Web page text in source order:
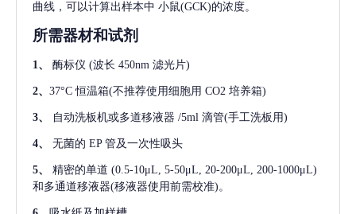
曲线，可以计算出样本中 小鼠(GCK)的浓度。
所需器材和试剂
1、 酶标仪 (波长 450nm 滤光片)
2、 37°C 恒温箱(不推荐使用细胞用 CO2 培养箱)
3、 自动洗板机或多道移液器 /5ml 滴管(手工洗板用)
4、 无菌的 EP 管及一次性吸头
5、 精密的单道 (0.5-10μL, 5-50μL, 20-200μL, 200-1000μL)
和多通道移液器(移液器使用前需校准)。